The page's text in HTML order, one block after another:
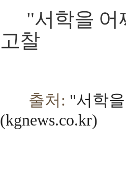
"서학을 어
고찰
출처: "서학
(kgnews.co.kr)